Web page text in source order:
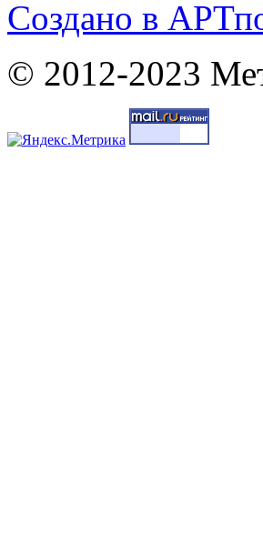
Cоздано в АРТ
© 2012-2023